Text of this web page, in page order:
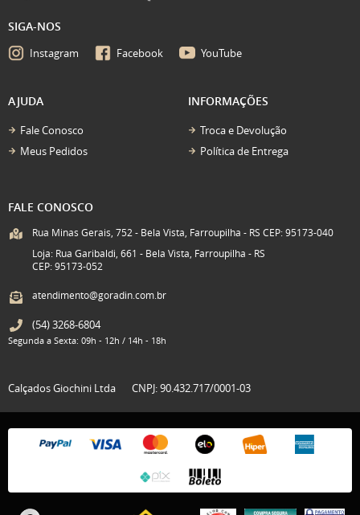
SIGA-NOS
Instagram Facebook YouTube
AJUDA
Fale Conosco
Meus Pedidos
INFORMAÇÕES
Troca e Devolução
Política de Entrega
FALE CONOSCO
Rua Minas Gerais, 752 - Bela Vista, Farroupilha - RS CEP: 95173-040
Loja: Rua Garibaldi, 661 - Bela Vista, Farroupilha - RS
CEP: 95173-052
atendimento@goradin.com.br
(54)3268-6804
Segunda a Sexta: 09h - 12h / 14h - 18h
Calçados Giochini Ltda CNPJ: 90.432.717/0001-03